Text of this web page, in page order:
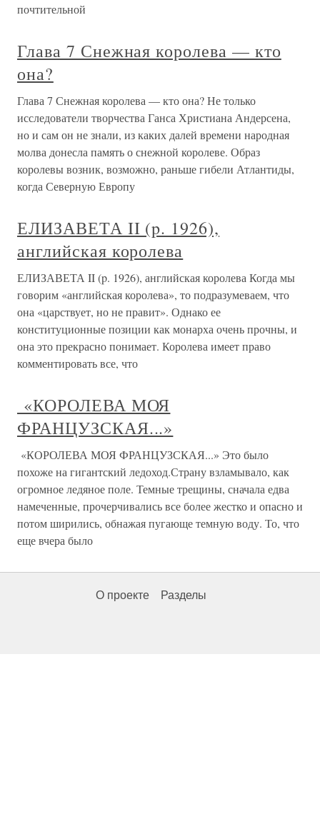
почтительной
Глава 7 Снежная королева — кто
она?
Глава 7 Снежная королева — кто она? Не только
исследователи творчества Ганса Христиана Андерсена,
но и сам он не знали, из каких далей времени народная
молва донесла память о снежной королеве. Образ
королевы возник, возможно, раньше гибели Атлантиды,
когда Северную Европу
ЕЛИЗАВЕТА II (p. 1926),
английская королева
ЕЛИЗАВЕТА II (p. 1926), английская королева Когда мы
говорим «английская королева», то подразумеваем, что
она «царствует, но не правит». Однако ее
конституционные позиции как монарха очень прочны, и
она это прекрасно понимает. Королева имеет право
комментировать все, что
«КОРОЛЕВА МОЯ
ФРАНЦУЗСКАЯ...»
«КОРОЛЕВА МОЯ ФРАНЦУЗСКАЯ...» Это было
похоже на гигантский ледоход.Страну взламывало, как
огромное ледяное поле. Темные трещины, сначала едва
намеченные, прочерчивались все более жестко и опасно и
потом ширились, обнажая пугающе темную воду. То, что
еще вчера было
О проекте Разделы